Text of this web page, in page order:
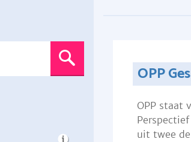
OPP
OPP staat
uit twee